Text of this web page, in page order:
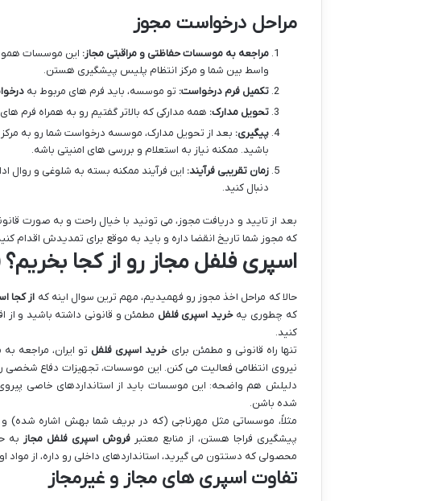
مراحل درخواست مجوز
مراجعه به موسسات حفاظتی و مراقبتی مجاز: این موسسات
واسط بین شما و مرکز انتظام پلیس پیشگیری هستن.
تکمیل فرم درخواست: تو موسسه، باید فرم های مربوط به
تحویل مدارک: همه مدارکی که بالاتر گفتیم رو به همراه فرم
پیگیری: بعد از تحویل مدارک، موسسه درخواست شما رو به
باشید. ممکنه نیاز به استعلام و بررسی های امنیتی باشه.
زمان تقریبی فرآیند: این فرآیند ممکنه بسته به شلوغی و روال
دنبال کنید.
بعد از تایید و دریافت مجوز، می تونید با خیال راحت و به صورت
که مجوز شما تاریخ انقضا داره و باید به موقع برای تمدیدش اقدام
اسپری فلفل مجاز رو از کجا
حالا که مراحل اخذ مجوز رو فهمیدیم، مهم ترین سوال اینه که از کجا
که چطوری یهخرید اسپری فلفل مطمئن و قانونی داشته باشید و
کنید.
تنها راه قانونی و مطمئن برای خرید اسپری فلفل تو ایران،
نیروی انتظامی فعالیت می کنن. این موسسات، تجهیزات دفاع شخصی
دلیلش هم واضحه: این موسسات باید از استانداردهای خاصی
شده باشن.
مثلاً، موسساتی مثل مهرناجی (که در بریف شما بهش اشاره شده)
پیشگیری فراجا هستن، از منابع معتبر فروش اسپری فلفل مجاز به
محصولی که دستتون می گیرید، استانداردهای داخلی رو داره، از
تفاوت اسپری های مجاز و غیرمجاز